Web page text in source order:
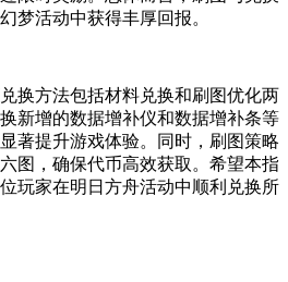
梦活动中获得丰厚回报。
换方法包括材料兑换和刷图优化两
新增的数据增补仪和数据增补条等
著提升游戏体验。同时，刷图策略
图，确保代币高效获取。希望本指
玩家在明日方舟活动中顺利兑换所